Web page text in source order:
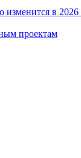
изменится в 2026
проектам